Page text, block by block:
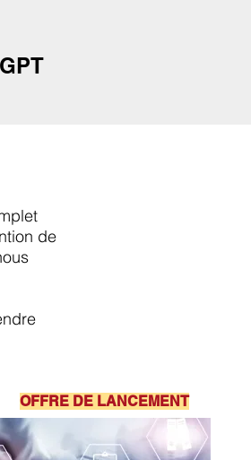
de
OFFRE DE LANCEMENT